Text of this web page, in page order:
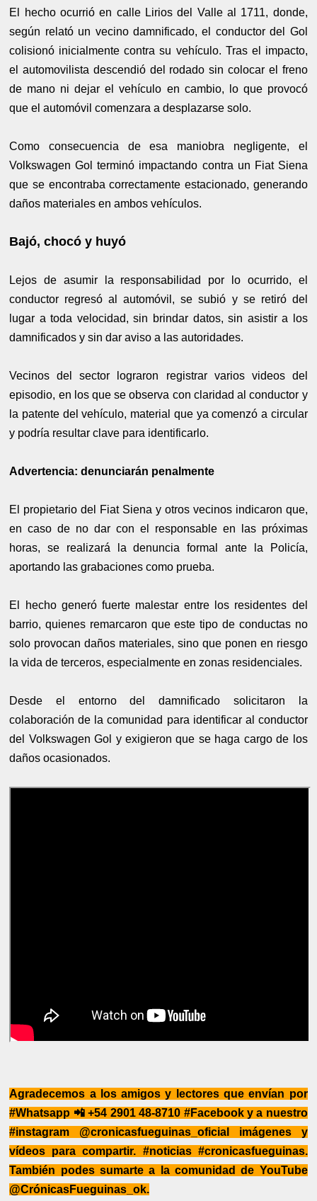
El hecho ocurrió en calle Lirios del Valle al 1711, donde,
según relató un vecino damnificado, el conductor del Gol
colisionó inicialmente contra su vehículo. Tras el impacto,
el automovilista descendió del rodado sin colocar el freno
de mano ni dejar el vehículo en cambio, lo que provocó
que el automóvil comenzara a desplazarse solo.
Como consecuencia de esa maniobra negligente, el
Volkswagen Gol terminó impactando contra un Fiat Siena
que se encontraba correctamente estacionado, generando
daños materiales en ambos vehículos.
Bajó, chocó y huyó
Lejos de asumir la responsabilidad por lo ocurrido, el
conductor regresó al automóvil, se subió y se retiró del
lugar a toda velocidad, sin brindar datos, sin asistir a los
damnificados y sin dar aviso a las autoridades.
Vecinos del sector lograron registrar varios videos del
episodio, en los que se observa con claridad al conductor y
la patente del vehículo, material que ya comenzó a circular
y podría resultar clave para identificarlo.
Advertencia: denunciarán penalmente
El propietario del Fiat Siena y otros vecinos indicaron que,
en caso de no dar con el responsable en las próximas
horas, se realizará la denuncia formal ante la Policía,
aportando las grabaciones como prueba.
El hecho generó fuerte malestar entre los residentes del
barrio, quienes remarcaron que este tipo de conductas no
solo provocan daños materiales, sino que ponen en riesgo
la vida de terceros, especialmente en zonas residenciales.
Desde el entorno del damnificado solicitaron la
colaboración de la comunidad para identificar al conductor
del Volkswagen Gol y exigieron que se haga cargo de los
daños ocasionados.
Agradecemos a los amigos y lectores que envían por
#Whatsapp 📲 +54 2901 48-8710 #Facebook y a nuestro
#instagram @cronicasfueguinas_oficial imágenes y
vídeos para compartir. #noticias #cronicasfueguinas.
También podes sumarte a la comunidad de YouTube
@CrónicasFueguinas_ok.